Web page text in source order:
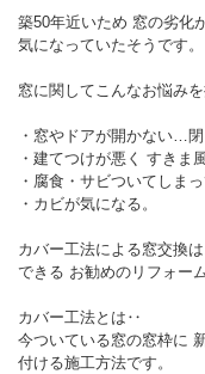
築50年近いため 窓の劣化
気になっていたそうです。
窓に関してこんなお悩み
・窓やドアが開かない…閉
・建てつけが悪く すきま
・腐食・サビついてしまっ
・カビが気になる。
カバー工法による窓交換
できる お勧めのリフォー
カバー工法とは‥
今ついている窓の窓枠に
付ける施工方法です。